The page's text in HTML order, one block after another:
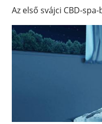
Az első svájci CBD-